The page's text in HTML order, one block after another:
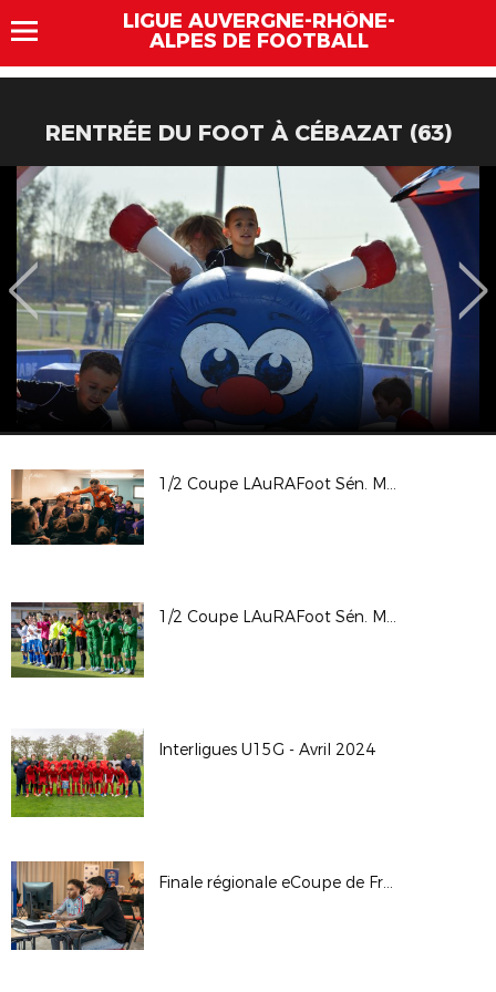
LIGUE AUVERGNE-RHÔNE-
ALPES DE FOOTBALL
RENTRÉE DU FOOT À CÉBAZAT (63)
1/2 Coupe LAuRAFoot Sén. Masc. : Hauts Lyonnais 2 / FC Allobroges Asafia
1/2 Coupe LAuRAFoot Sén. Masc. : AS Domérat / FC La Tour St Clair
Interligues U15G - Avril 2024
Finale régionale eCoupe de France 2024